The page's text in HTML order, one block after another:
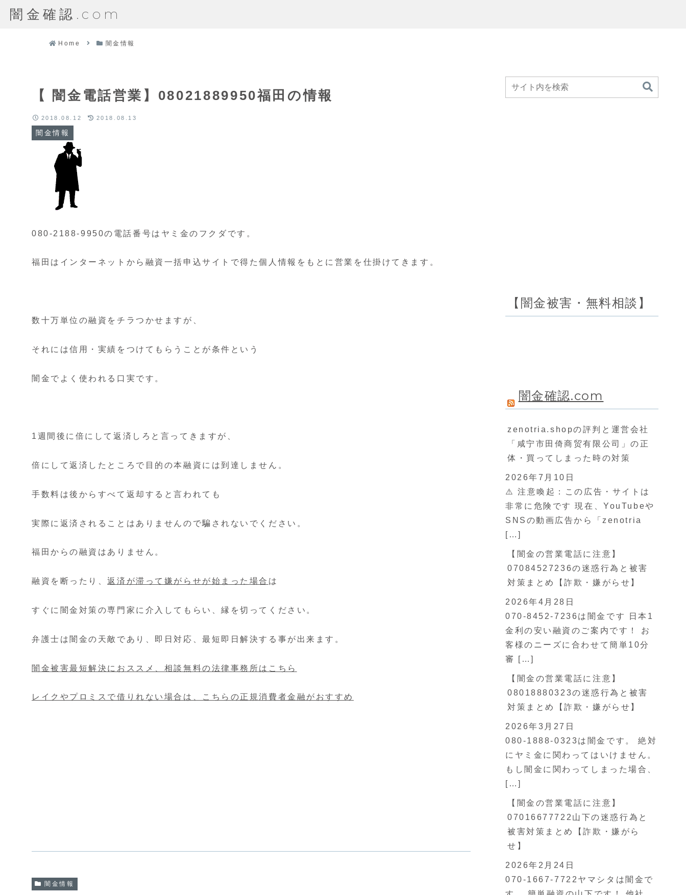
闇金確認.com
Home 闇金情報
【 闇金電話営業】08021889950福田の情報
闇金情報
2018.08.12 2018.08.13
080-2188-9950の電話番号はヤミ金のフクダです。
福田はインターネットから融資一括申込サイトで得た個人情報をもとに営業を仕掛けてきます。
数十万単位の融資をチラつかせますが、
それには信用・実績をつけてもらうことが条件という
闇金でよく使われる口実です。
1週間後に倍にして返済しろと言ってきますが、
倍にして返済したところで目的の本融資には到達しません。
手数料は後からすべて返却すると言われても
実際に返済されることはありませんので騙されないでください。
福田からの融資はありません。
融資を断ったり、返済が滞って嫌がらせが始まった場合 は
すぐに闇金対策の専門家に介入してもらい、縁を切ってください。
弁護士は闇金の天敵であり、即日対応、最短即日解決する事が出来ます。
闇金被害最短解決におススメ、相談無料の法律事務所はこちら
レイクやプロミスで借りれない場合は、こちらの正規消費者金融がおすすめ
闇金情報
【闇金被害・無料相談】
闇金確認.com
zenotria.shopの評判と運営会社
「咸宁市田倚商贸有限公司」の正
体・買ってしまった時の対策
2026年7月10日
⚠️ 注意喚起：この広告・サイトは
非常に危険です 現在、YouTubeや
SNSの動画広告から「zenotria
[…]
【闇金の営業電話に注意】
07084527236の迷惑行為と被害
対策まとめ【詐欺・嫌がらせ】
2026年4月28日
070-8452-7236は闇金です 日本1
金利の安い融資のご案内です！ お
客様のニーズに合わせて簡単10分
審 […]
【闇金の営業電話に注意】
08018880323の迷惑行為と被害
対策まとめ【詐欺・嫌がらせ】
2026年3月27日
080-1888-0323は闇金です。 絶対
にヤミ金に関わってはいけません。
もし闇金に関わってしまった場合、
[…]
【闇金の営業電話に注意】
07016677722山下の迷惑行為と
被害対策まとめ【詐欺・嫌がら
せ】
2026年2月24日
070-1667-7722ヤマシタは闇金で